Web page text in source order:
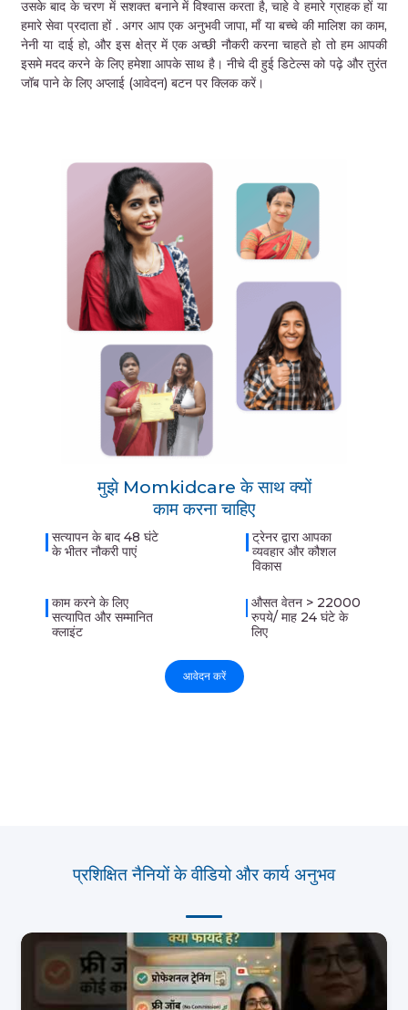
उसके बाद के चरण में सशक्त बनाने में विश्वास करता है, चाहे वे हमारे ग्राहक हों या
हमारे सेवा प्रदाता हों . अगर आप एक अनुभवी जापा, माँ या बच्चे की मालिश का काम,
नेनी या दाई हो, और इस क्षेत्र में एक अच्छी नौकरी करना चाहते हो तो हम आपकी
इसमे मदद करने के लिए हमेशा आपके साथ है। नीचे दी हुई डिटेल्स को पढ़े और तुरंत
जॉब पाने के लिए अप्लाई (आवेदन) बटन पर क्लिक करें।
मुझे Momkidcare के साथ क्यों
काम करना चाहिए
सत्यापन के बाद 48 घंटे
के भीतर नौकरी पाएं
ट्रेनर द्वारा आपका
व्यवहार और कौशल
विकास
काम करने के लिए
सत्यापित और सम्मानित
क्लाइंट
औसत वेतन > 22000
रुपये/ माह 24 घंटे के
लिए
आवेदन करें
प्रशिक्षित नैनियों के वीडियो और कार्य अनुभव